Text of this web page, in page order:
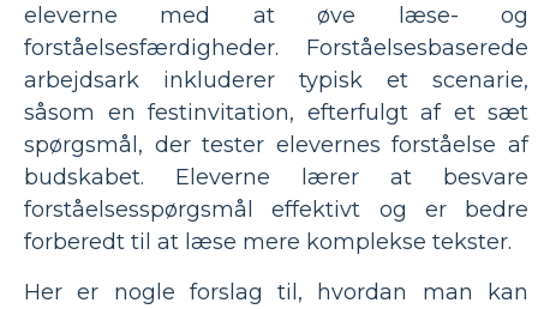
eleverne med at øve læse- og
forståelsesfærdigheder. Forståelsesbaserede
arbejdsark inkluderer typisk et scenarie,
såsom en festinvitation, efterfulgt af et sæt
spørgsmål, der tester elevernes forståelse af
budskabet. Eleverne lærer at besvare
forståelsesspørgsmål effektivt og er bedre
forberedt til at læse mere komplekse tekster.
Her er nogle forslag til, hvordan man kan